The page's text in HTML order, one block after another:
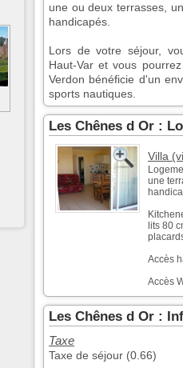
une ou deux terrasses,
handicapés.
Lors de votre séjour,
Haut-Var et vous
Verdon bénéficie d'un
sports nautiques.
Les Chênes d Or :
Villa
une
lits 80
Accès
Accès
Les Chênes d Or :
Taxe
Taxe de séjour (0.66)